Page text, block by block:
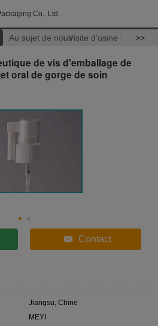
Co., Ltd.
Au sujet de nousVisite d'usine >>
de vis d'emballage de
oral de gorge de soin
Contact
Jiangsu, Chine
MEYI